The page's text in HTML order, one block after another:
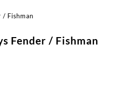
/ Fishman
Fender / Fishman